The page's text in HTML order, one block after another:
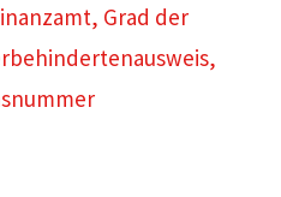
, Grad der
,